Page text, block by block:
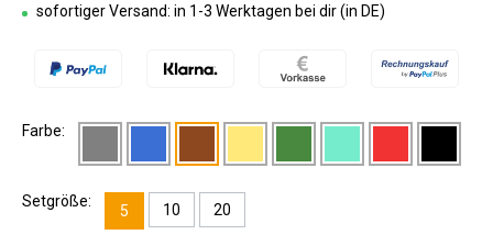
sofortiger Versand: in 1-3 Werktagen bei dir (in DE)
Farbe:
Setgröße:
5 10 20